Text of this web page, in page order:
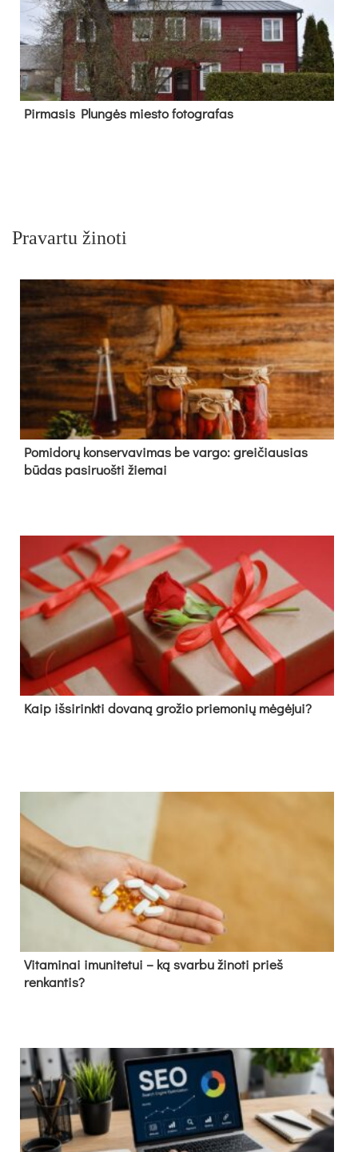
Pir­ma­sis Plun­gės mies­to fo­tog­ra­fas
Pravartu žinoti
Pomidorų konservavimas be vargo: greičiausias
būdas pasiruošti žiemai
Kaip išsirinkti dovaną grožio priemonių mėgėjui?
Vitaminai imunitetui – ką svarbu žinoti prieš
renkantis?